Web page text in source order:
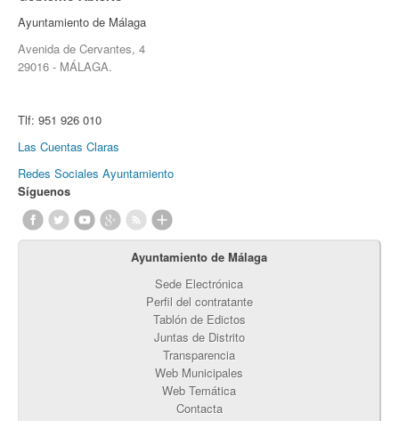
Ayuntamiento de Málaga
Avenida de Cervantes, 4
29016 - MÁLAGA.
Tlf: 951 926 010
Las Cuentas Claras
Redes Sociales Ayuntamiento
Síguenos
Ayuntamiento de Málaga
Sede Electrónica
Perfil del contratante
Tablón de Edictos
Juntas de Distrito
Transparencia
Web Municipales
Web Temática
Contacta